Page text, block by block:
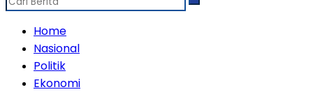
Home
Nasional
Politik
Ekonomi